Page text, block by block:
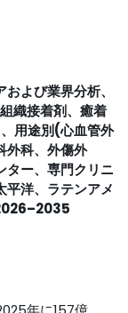
よび業界分析、
織接着剤、癒着
用途別(心血管外
外科、外傷外
ー、専門クリニ
洋、ラテンアメ